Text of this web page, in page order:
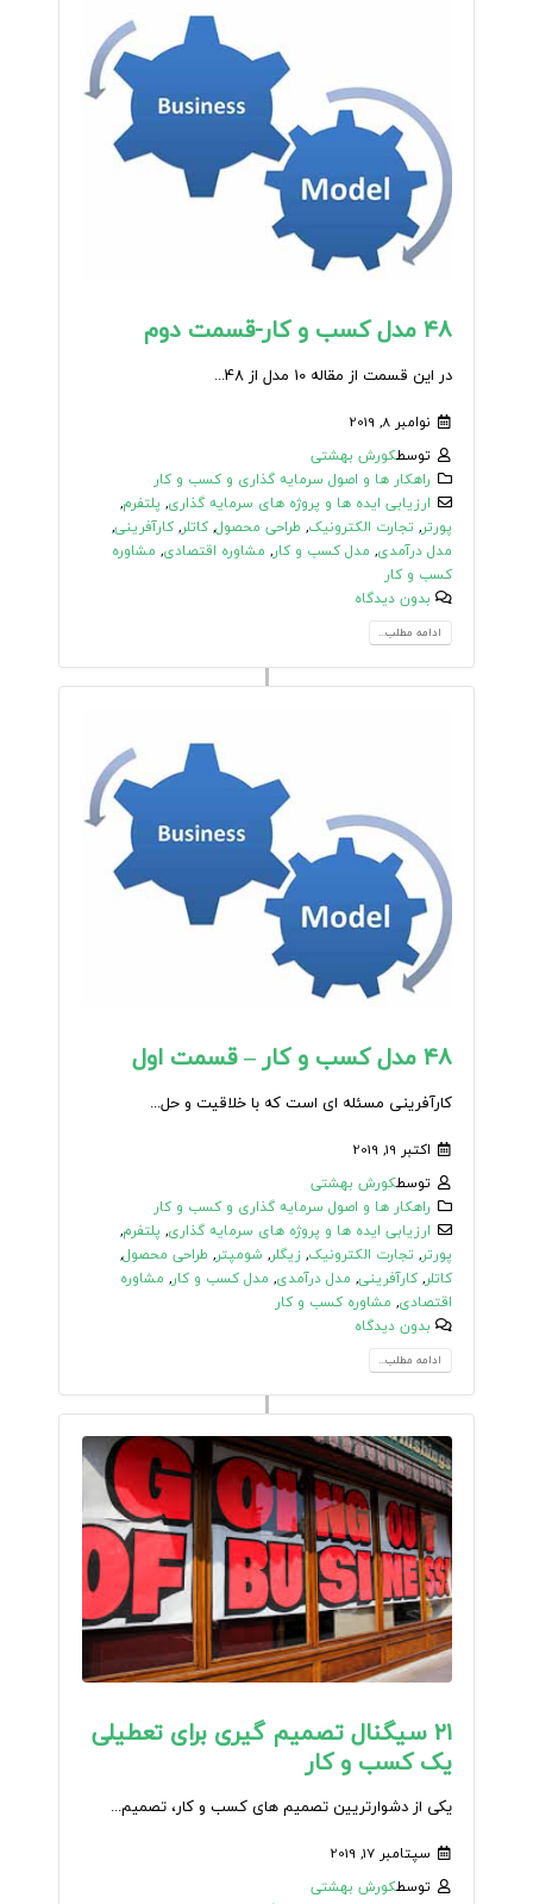
۴۸ مدل کسب و کار-قسمت دوم
در این قسمت از مقاله 10 مدل از 48...
نوامبر 8, 2019
توسطکورش بهشتی
راهکار ها و اصول سرمایه گذاری و کسب و کار
ارزیابی ایده ها و پروژه های سرمایه گذاری, پلتفرم,
پورتر, تجارت الکترونیک, طراحی محصول,کاتلر,کارآفرینی,
مدل درآمدی, مدل کسب و کار, مشاوره اقتصادی, مشاوره
کسب و کار
بدون دیدگاه
ادامه مطلب...
۴۸ مدل کسب و کار – قسمت اول
کارآفرینی مسئله ای است که با خلاقیت و حل...
اکتبر 19, 2019
توسطکورش بهشتی
راهکار ها و اصول سرمایه گذاری و کسب و کار
ارزیابی ایده ها و پروژه های سرمایه گذاری, پلتفرم,
پورتر, تجارت الکترونیک,زیگلر, شومپتر, طراحی محصول,
کاتلر,کارآفرینی, مدل درآمدی, مدل کسب و کار, مشاوره
اقتصادی, مشاوره کسب و کار
بدون دیدگاه
ادامه مطلب...
۲۱ سیگنال تصمیم گیری برای تعطیلی
یک کسب و کار
یکی از دشوارتریین تصمیم های کسب و کار، تصمیم...
سپتامبر 17, 2019
توسطکورش بهشتی